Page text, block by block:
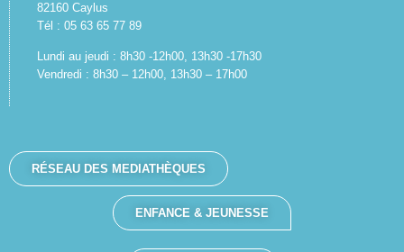
82160 Caylus
Tél : 05 63 65 77 89
Lundi au jeudi : 8h30 -12h00, 13h30 -17h30
Vendredi : 8h30 – 12h00, 13h30 – 17h00
RÉSEAU DES MEDIATHÈQUES
ENFANCE & JEUNESSE